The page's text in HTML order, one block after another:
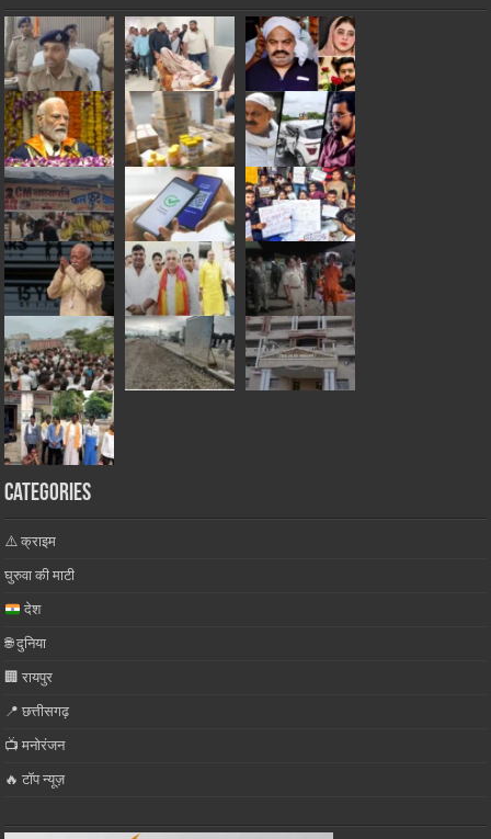
Categories
⚠️ क्राइम
घुरुवा की माटी
देश
🌐 दुनिया
🏢 रायपुर
📍 छत्तीसगढ़
📺 मनोरंजन
🔥 टॉप न्यूज़